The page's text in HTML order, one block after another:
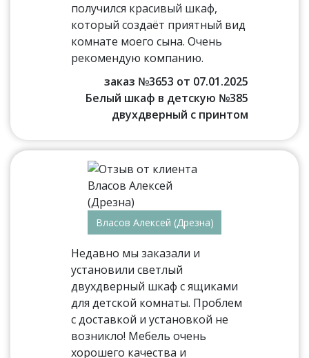
получился красивый шкаф,
который создаёт приятный вид
комнате моего сына. Очень
рекомендую компанию.
заказ №3653 от 07.01.2025
Белый шкаф в детскую №385
двухдверный с принтом
Власов Алексей (Дрезна)
Недавно мы заказали и
установили светлый
двухдверный шкаф с ящиками
для детской комнаты. Проблем
с доставкой и установкой не
возникло! Мебель очень
хорошего качества и